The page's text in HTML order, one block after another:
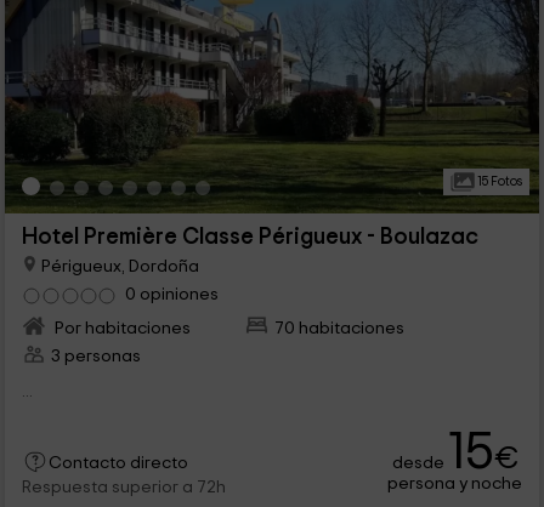
15 Fotos
Hotel Première Classe Périgueux - Boulazac
Périgueux, Dordoña
0 opiniones
Por habitaciones
70 habitaciones
3 personas
...
Contacto directo
Respuesta superior a 72h
desde 15€
persona y noche